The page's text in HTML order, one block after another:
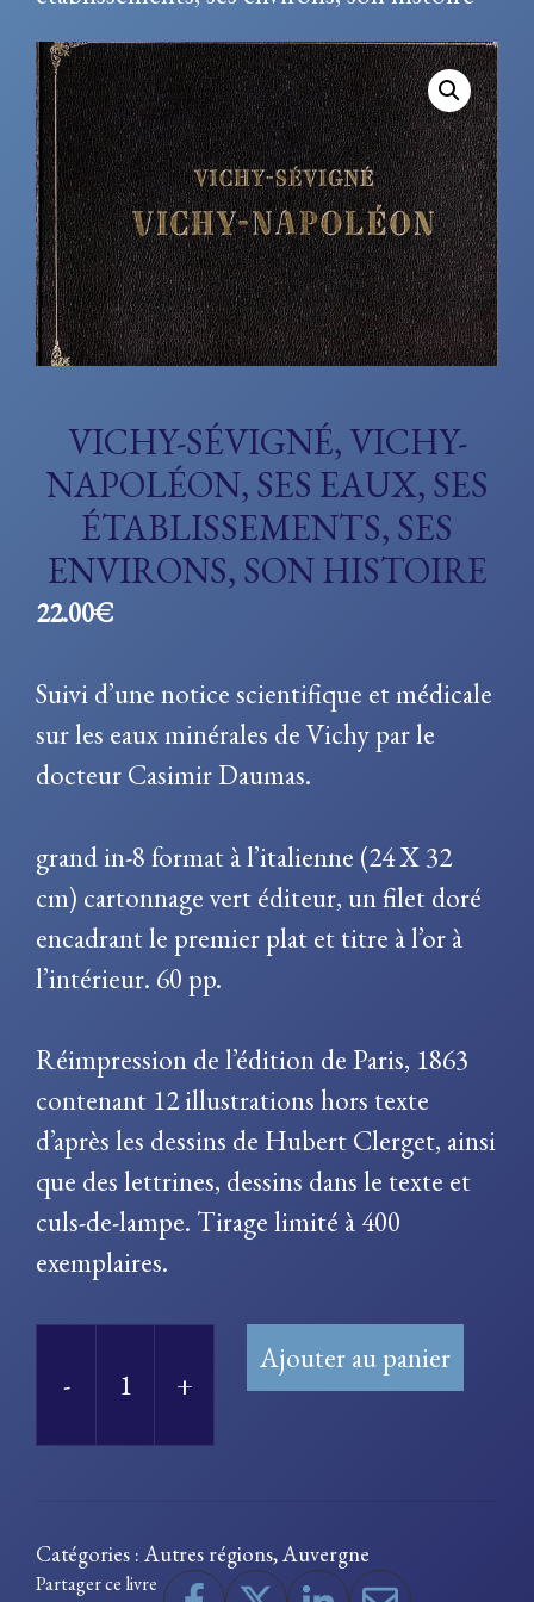
VICHY-SÉVIGNÉ, VICHY-
NAPOLÉON, SES EAUX, SES
ÉTABLISSEMENTS, SES
ENVIRONS, SON HISTOIRE
22.00€
Suivi d’une notice scientifique et médicale
sur les eaux minérales de Vichy par le
docteur Casimir Daumas.
grand in-8 format à l’italienne (24 X 32
cm) cartonnage vert éditeur, un filet doré
encadrant le premier plat et titre à l’or à
l’intérieur. 60 pp.
Réimpression de l’édition de Paris, 1863
contenant 12 illustrations hors texte
d’après les dessins de Hubert Clerget, ainsi
que des lettrines, dessins dans le texte et
culs-de-lampe. Tirage limité à 400
exemplaires.
-
quantité
de
Vichy-
+
Ajouter au panier
Catégories : Autres régions, Auvergne
Partager ce livre